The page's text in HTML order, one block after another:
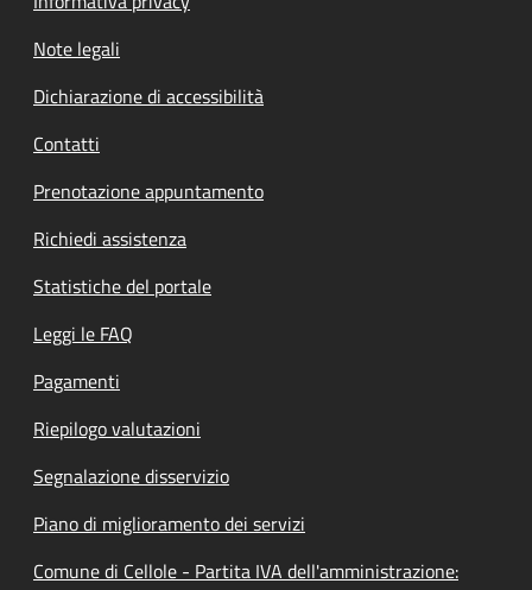
Note legali
Dichiarazione di accessibilità
Contatti
Prenotazione appuntamento
Richiedi assistenza
Statistiche del portale
Leggi le FAQ
Pagamenti
Riepilogo valutazioni
Segnalazione disservizio
Piano di miglioramento dei servizi
Comune di Cellole - Partita IVA dell'amministrazione: